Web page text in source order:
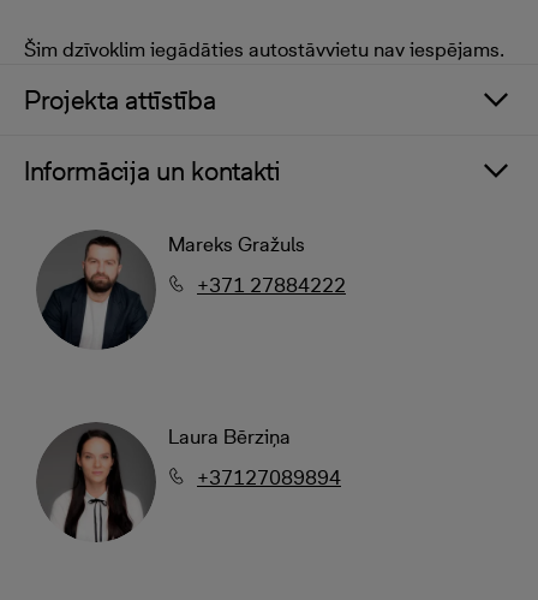
Šim dzīvoklim iegādāties autostāvvietu nav iespējams.
Projekta attīstība
Informācija un kontakti
Mareks Gražuls
+371 27884222
Laura Bērziņa
+37127089894